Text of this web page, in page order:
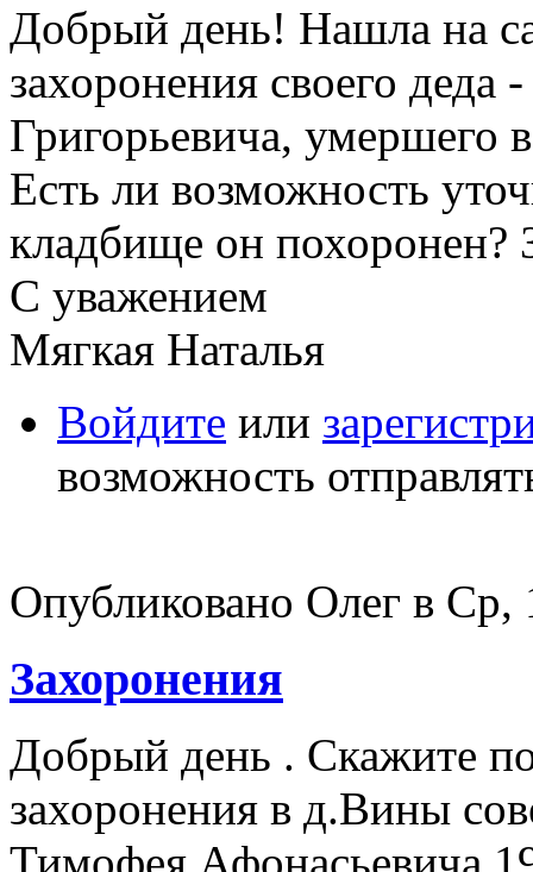
Добрый день! Нашла на
захоронения своего деда
Григорьевича, умершего
Есть ли возможность
кладбище он похоронен?
С уважением
Мягкая Наталья
Войдите или
возможность
Опубликовано Олег в Ср,
Захоронения
Добрый день . Скажите
захоронения в д.Вины